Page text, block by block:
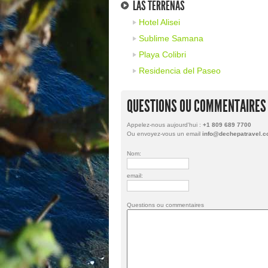
LAS TERRENAS
Hotel Alisei
Sublime Samana
Playa Colibri
Residencia del Paseo
QUESTIONS OU COMMENTAIRES
Appelez-nous aujourd'hui : +1 809 689 7700
Ou envoyez-vous un email
Nom:
email:
Questions ou commentaires